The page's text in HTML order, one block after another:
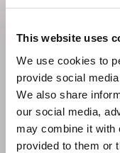
This website uses
We use cookies to
provide social
We also share
our social media,
may combine it with
provided to them or